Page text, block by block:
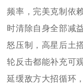
频率，完美克制依
时清除自身全部减
怒压制，高星后土
轮反击都能补充可
延缓敌方大招循环